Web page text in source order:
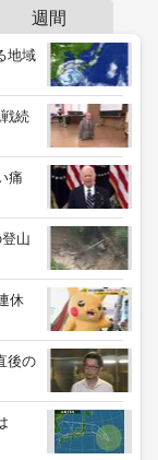
週間
地域
続
痛
山
休
後の